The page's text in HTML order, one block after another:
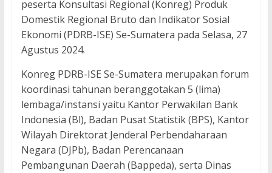
peserta Konsultasi Regional (Konreg) Produk
Domestik Regional Bruto dan Indikator Sosial
Ekonomi (PDRB-ISE) Se-Sumatera pada Selasa, 27
Agustus 2024.
Konreg PDRB-ISE Se-Sumatera merupakan forum
koordinasi tahunan beranggotakan 5 (lima)
lembaga/instansi yaitu Kantor Perwakilan Bank
Indonesia (Bl), Badan Pusat Statistik (BPS), Kantor
Wilayah Direktorat Jenderal Perbendaharaan
Negara (DJPb), Badan Perencanaan
Pembangunan Daerah (Bappeda), serta Dinas